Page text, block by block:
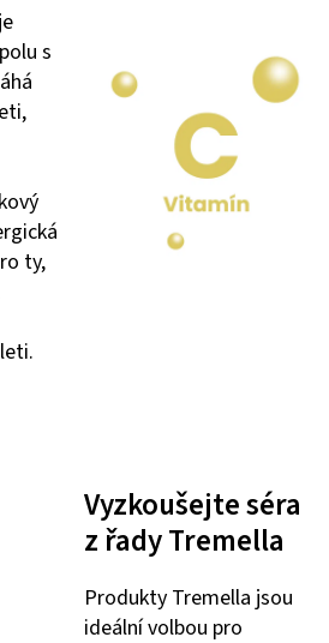
s
ty,
Vyzkoušejte séra
z řady Tremella
Produkty Tremella jsou
ideální volbou pro